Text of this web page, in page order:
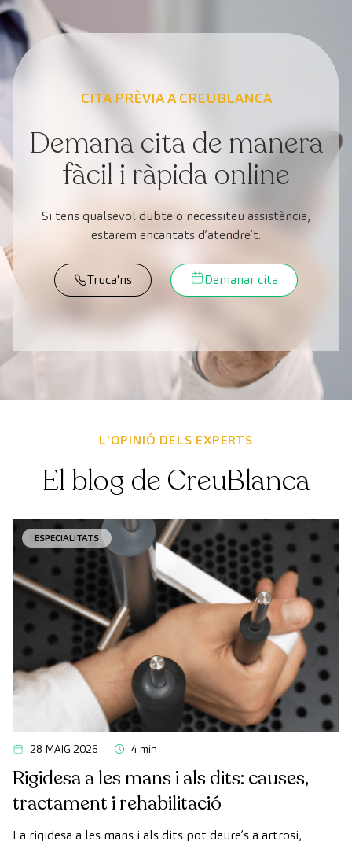
CITA PRÈVIA A CREUBLANCA
Demana cita de manera
fàcil i ràpida online
Si tens qualsevol dubte o necessiteu assistència,
estarem encantats d’atendre’t.
Truca'ns Demanar cita
L'OPINIÓ DELS EXPERTS
El blog de CreuBlanca
ESPECIALITATS
28 MAIG 2026 4 min
Rigidesa a les mans i als dits: causes,
tractament i rehabilitació
La rigidesa a les mans i als dits pot deure’s a artrosi,